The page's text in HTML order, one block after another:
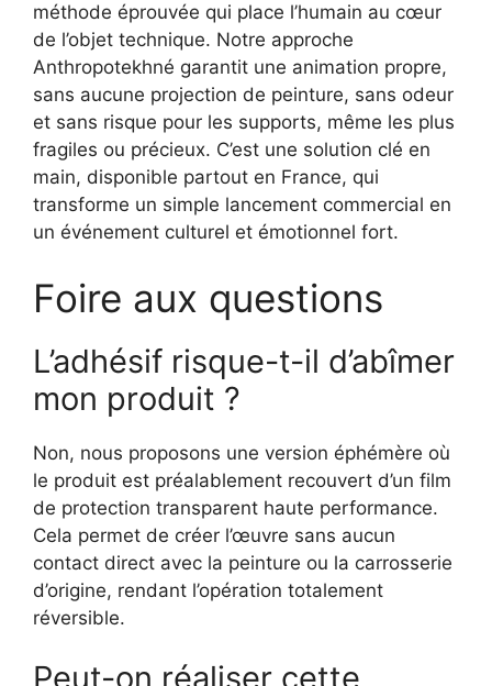
méthode éprouvée qui place l’humain au cœur
de l’objet technique. Notre approche
Anthropotekhné garantit une animation propre,
sans aucune projection de peinture, sans odeur
et sans risque pour les supports, même les plus
fragiles ou précieux. C’est une solution clé en
main, disponible partout en France, qui
transforme un simple lancement commercial en
un événement culturel et émotionnel fort.
Foire aux questions
L’adhésif risque-t-il d’abîmer
mon produit ?
Non, nous proposons une version éphémère où
le produit est préalablement recouvert d’un film
de protection transparent haute performance.
Cela permet de créer l’œuvre sans aucun
contact direct avec la peinture ou la carrosserie
d’origine, rendant l’opération totalement
réversible.
Peut-on réaliser cette